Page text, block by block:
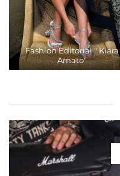
Fashion Editorial " Kiara
Amato"